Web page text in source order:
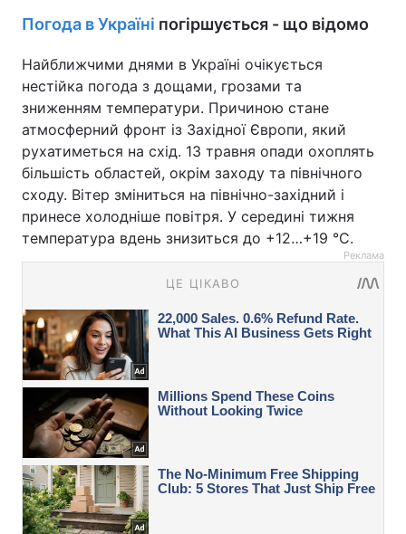
Погода в Україні погіршується - що відомо
Найближчими днями в Україні очікується
нестійка погода з дощами, грозами та
зниженням температури. Причиною стане
атмосферний фронт із Західної Європи, який
рухатиметься на схід. 13 травня опади охоплять
більшість областей, окрім заходу та північного
сходу. Вітер зміниться на північно-західний і
принесе холодніше повітря. У середині тижня
температура вдень знизиться до +12…+19 °C.
Реклама